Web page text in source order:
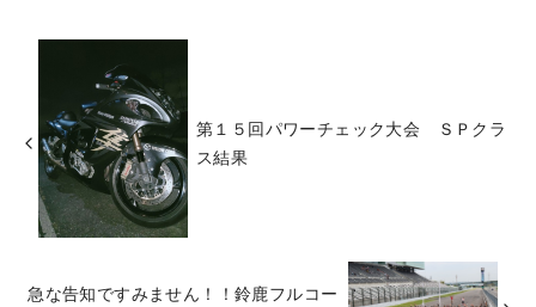
第１５回パワーチェック大会 ＳＰクラ
ス結果
急な告知ですみません！！鈴鹿フルコー